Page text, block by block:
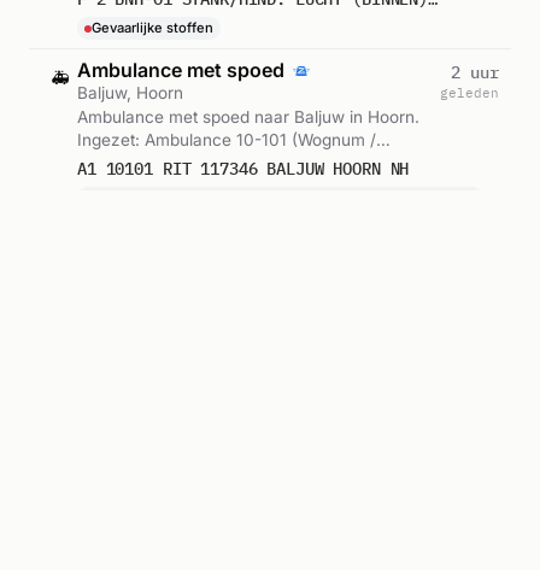
Gevaarlijke stoffen
🚑 Ambulance met spoed
Baljuw, Hoorn
Ambulance met spoed naar Baljuw in Hoorn.
Ingezet: Ambulance 10-101 (Wognum /
Hoogkarspel / Wierimgerwerf). Gemeld om
A1 10101 RIT 117346 BALJUW HOORN NH
2 uur
geleden